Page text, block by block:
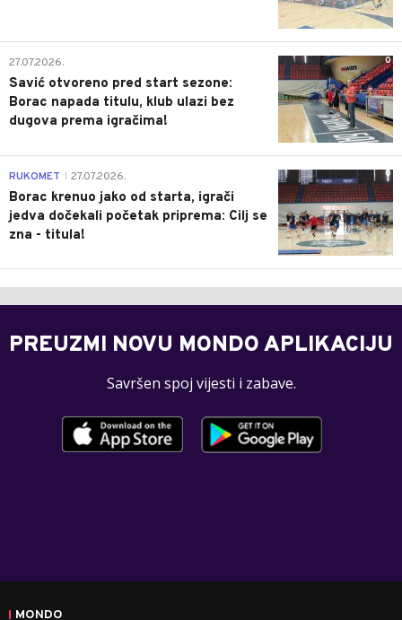
0
27.07.2026.
Savić otvoreno pred start sezone:
Borac napada titulu, klub ulazi bez
dugova prema igračima!
0
RUKOMET 27.07.2026.
Borac krenuo jako od starta, igrači
jedva dočekali početak priprema: Cilj se
zna - titula!
PREUZMI NOVU MONDO APLIKACIJU
Savršen spoj vijesti i zabave.
MONDO